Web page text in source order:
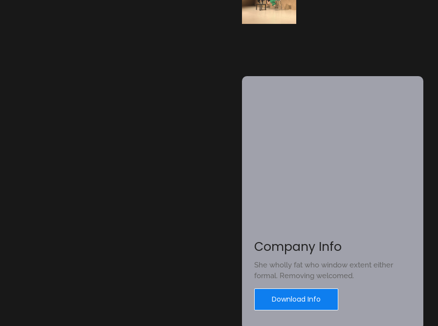
Company Info
She wholly fat who window extent either
formal. Removing welcomed.
Download Info